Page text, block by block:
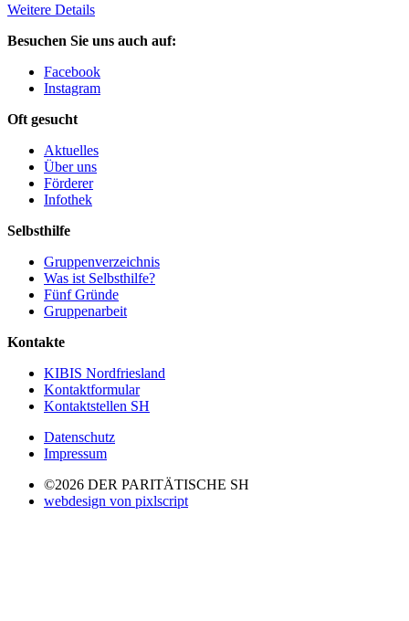
Weitere Details
Besuchen Sie uns auch auf:
Facebook
Instagram
Oft gesucht
Aktuelles
Über uns
Förderer
Infothek
Selbsthilfe
Gruppenverzeichnis
Was ist Selbsthilfe?
Fünf Gründe
Gruppenarbeit
Kontakte
KIBIS Nordfriesland
Kontaktformular
Kontaktstellen SH
Datenschutz
Impressum
©2026 DER PARITÄTISCHE SH
webdesign von pixlscript